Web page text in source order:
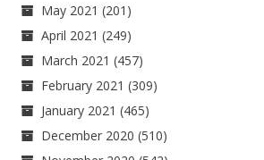
May 2021 (201)
April 2021 (249)
March 2021 (457)
February 2021 (309)
January 2021 (465)
December 2020 (510)